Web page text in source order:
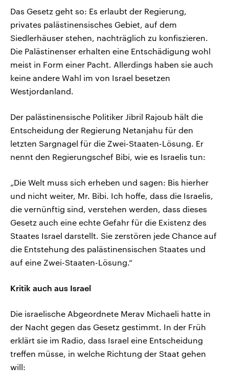
Das Gesetz geht so: Es erlaubt der Regierung,
privates palästinensisches Gebiet, auf dem
Siedlerhäuser stehen, nachträglich zu konfiszieren.
Die Palästinenser erhalten eine Entschädigung wohl
meist in Form einer Pacht. Allerdings haben sie auch
keine andere Wahl im von Israel besetzen
Westjordanland.
Der palästinensische Politiker Jibril Rajoub hält die
Entscheidung der Regierung Netanjahu für den
letzten Sargnagel für die Zwei-Staaten-Lösung. Er
nennt den Regierungschef Bibi, wie es Israelis tun:
„Die Welt muss sich erheben und sagen: Bis hierher
und nicht weiter, Mr. Bibi. Ich hoffe, dass die Israelis,
die vernünftig sind, verstehen werden, dass dieses
Gesetz auch eine echte Gefahr für die Existenz des
Staates Israel darstellt. Sie zerstören jede Chance auf
die Entstehung des palästinensischen Staates und
auf eine Zwei-Staaten-Lösung.“
Kritik auch aus Israel
Die israelische Abgeordnete Merav Michaeli hatte in
der Nacht gegen das Gesetz gestimmt. In der Früh
erklärt sie im Radio, dass Israel eine Entscheidung
treffen müsse, in welche Richtung der Staat gehen
will: